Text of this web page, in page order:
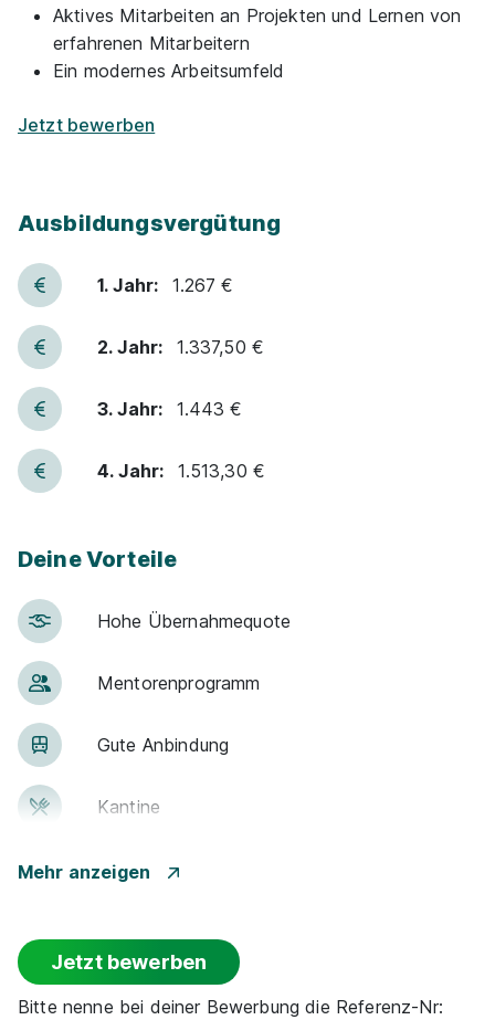
(Cooper Crouse-Hinds GmbH)
01.09.2027
69412 Eberbach
Werkzeugmechaniker Stanz-und
Umformtechnik (w/m/d)
GmbH
75177 Pforzheim
Ausbildung zum Werkzeugmechaniker/in
Fachrichtung Formenbau (m/w/d)
Kunststoffe Alfred Kolb GmbH
01.09.2026
74889 Hoffenheim
Aktives Mitarbeiten an Projekten und Lernen von
erfahrenen Mitarbeitern
Ein modernes Arbeitsumfeld
Jetzt bewerben
Ausbildungsvergütung
1. Jahr: 1.267 €
2. Jahr: 1.337,50 €
3. Jahr: 1.443 €
4. Jahr: 1.513,30 €
Deine Vorteile
Hohe Über­nah­me­quote
Men­to­ren­pro­gramm
Gute An­bin­dung
Kantine
Events
Park­plätze
Mehr anzeigen
Jetzt bewerben
Bitte nenne bei deiner Bewerbung die Referenz-Nr: